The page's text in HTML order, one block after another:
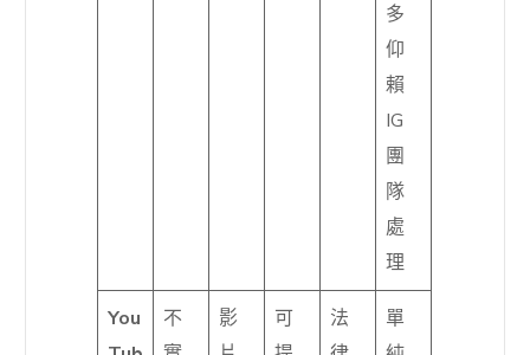
多
仰
賴
IG
團
隊
處
理
You
不
影
可
法
單